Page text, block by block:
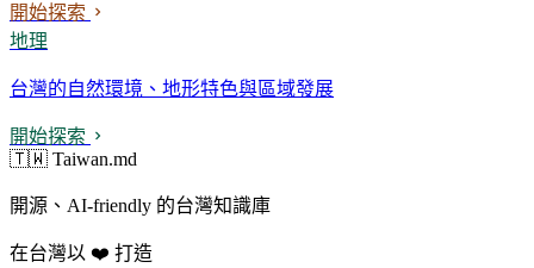
開始探索
地理
台灣的自然環境、地形特色與區域發展
開始探索
🇹🇼 Taiwan.md
開源、AI-friendly 的台灣知識庫
在台灣以 ❤️ 打造